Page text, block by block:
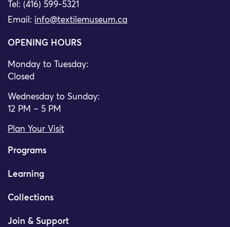
Tel: (416) 599-5321
Email: info@textilemuseum.ca
OPENING HOURS
Monday to Tuesday:
Closed
Wednesday to Sunday:
12 PM – 5 PM
Plan Your Visit
Programs
Learning
Collections
Join & Support